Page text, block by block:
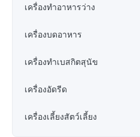
เครื่องทําอาหารว่าง
เครื่องบดอาหาร
เครื่องทําเบสกิตสุนัข
เครื่องอัดรีด
เครื่องเลี้ยงสัตว์เลี้ยง